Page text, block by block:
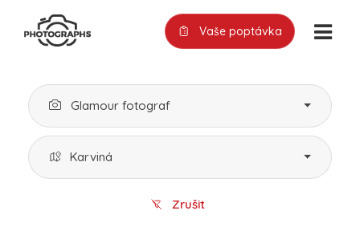
Vaše poptávka
Glamour fotograf
Karviná
Zrušit